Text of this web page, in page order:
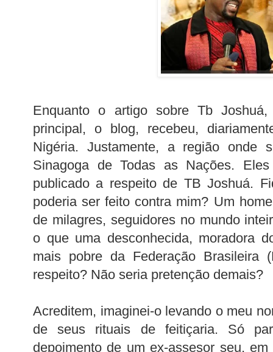
Enquanto o artigo sobre Tb
principal, o blog, recebeu,
Nigéria. Justamente, a região onde
Sinagoga de Todas as Nações.
publicado a respeito de TB Joshuá.
poderia ser feito contra mim? Um
de milagres, seguidores no mundo
o que uma desconhecida, moradora
mais pobre da Federação Brasileira
respeito? Não seria pretenção demais?
Acreditem, imaginei-o levando o meu
de seus rituais de feitiçaria. Só
depoimento de um ex-assesor seu,